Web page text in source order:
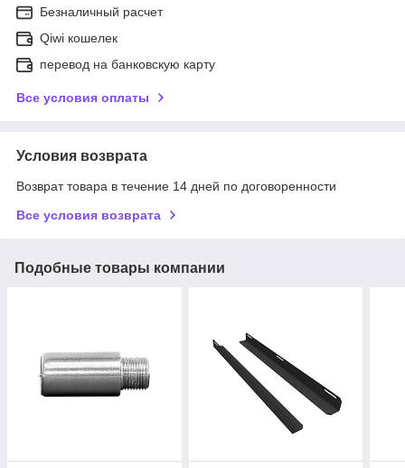
Безналичный расчет
Qiwi кошелек
перевод на банковскую карту
Все условия оплаты
Условия возврата
Возврат товара в течение 14 дней по договоренности
Все условия возврата
Подобные товары компании